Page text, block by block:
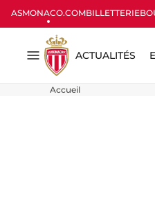
ASMONACO.COMBILLETTERIE
Menu
ACTUALITÉS
Accueil